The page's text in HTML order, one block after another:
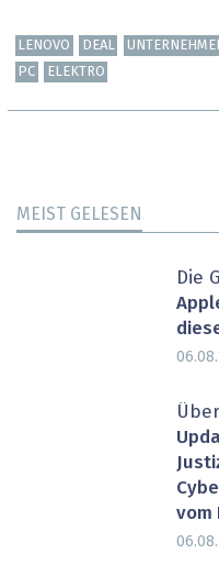
LENOVO DEAL
PC
ELEKTRO
MEIST GELESEN
Die
vom